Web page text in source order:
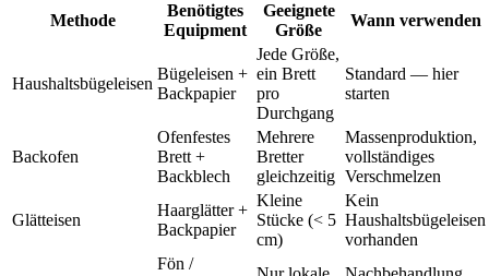
Methode
Benötigtes
Equipment
Geeignete
Größe
Wann verwenden
Haushaltsbügeleisen
Bügeleisen +
Backpapier
Jede Größe,
ein Brett
pro
Durchgang
Standard — hier
starten
Backofen
Ofenfestes
Brett +
Backblech
Mehrere
Bretter
gleichzeitig
Massenproduktion,
vollständiges
Verschmelzen
Glätteisen
Haarglätter +
Backpapier
Kleine
Stücke (< 5
cm)
Kein
Haushaltsbügeleisen
vorhanden
Fön /